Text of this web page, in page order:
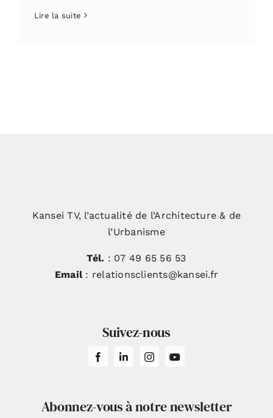
Lire la suite
Kansei TV, l’actualité de l’Architecture & de
l’Urbanisme
Tél. : 07 49 65 56 53
Email: relationsclients@kansei.fr
Suivez-nous
Abonnez-vous à notre newsletter